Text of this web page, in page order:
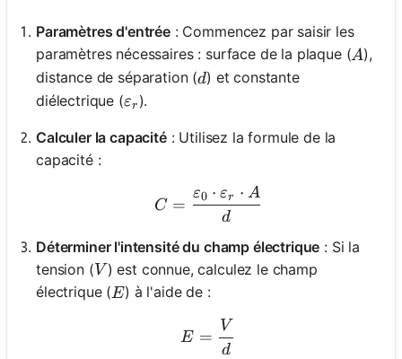
Paramètres d'entrée: Commencez par saisir les
paramètres nécessaires : surface de la plaque (A
A),
distance de séparation (d
d) et constante
diélectrique (\varepsilon_r
εr ).
Calculer la capacité: Utilisez la formule de la
capacité :
C = \frac{\varepsilon_0
C =
d
ε0 ⋅ εr ⋅ A
Déterminer l'intensité du champ électrique : Si la
tension (V
V ) est connue, calculez le champ
électrique (E
E) à l'aide de :
E = \frac{V}{d}
E =
d
V